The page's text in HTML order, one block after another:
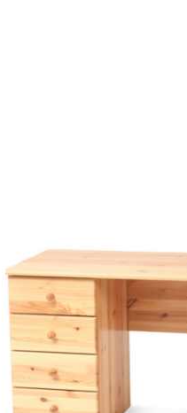
TOVÁBB OLVASOM